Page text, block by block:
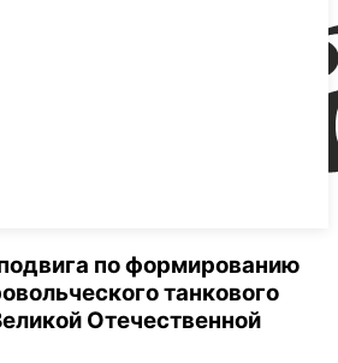
по формированию
танкового
Отечественной